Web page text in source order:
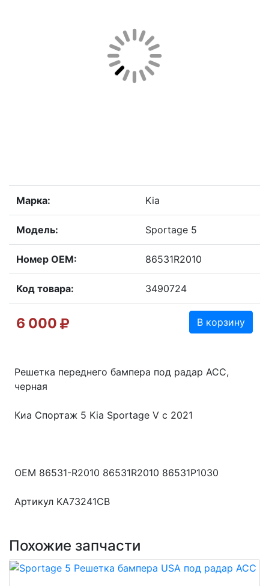
Марка: Kia
Модель: Sportage 5
Номер OEM: 86531R2010
Код товара: 3490724
6 000 В корзину
Решетка переднего бампера под радар ACC,
черная
Киа Спортаж 5 Kia Sportage V с 2021
OEM 86531-R2010 86531R2010 86531P1030
Артикул KA73241CB
Похожие запчасти